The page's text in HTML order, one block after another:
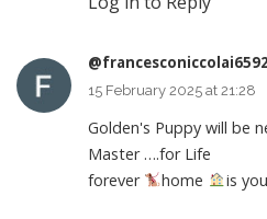
15 February 2025 at 21:28
Golden's Puppy will be
Master ….for Life
forever
home is